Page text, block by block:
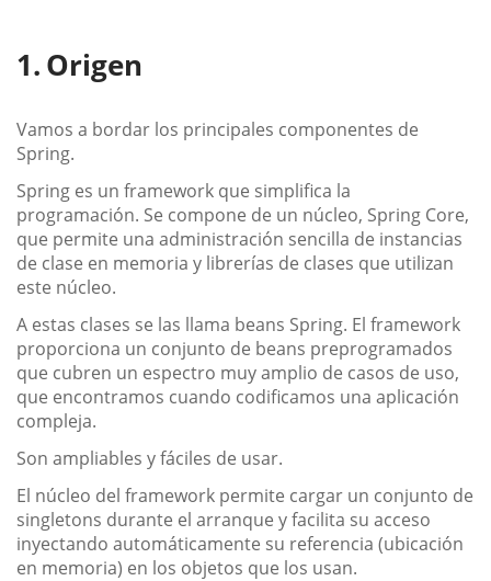
Origen
Vamos a bordar los principales componentes de
Spring.
Spring es un framework que simplifica la
programación. Se compone de un núcleo, Spring Core,
que permite una administración sencilla de instancias
de clase en memoria y librerías de clases que utilizan
este núcleo.
A estas clases se las llama beans Spring. El framework
proporciona un conjunto de beans preprogramados
que cubren un espectro muy amplio de casos de uso,
que encontramos cuando codificamos una aplicación
compleja.
Son ampliables y fáciles de usar.
El núcleo del framework permite cargar un conjunto de
singletons durante el arranque y facilita su acceso
inyectando automáticamente su referencia (ubicación
en memoria) en los objetos que los usan.